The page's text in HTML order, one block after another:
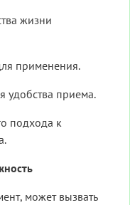
жизни
применения.
удобства приема.
подхода к
может вызвать